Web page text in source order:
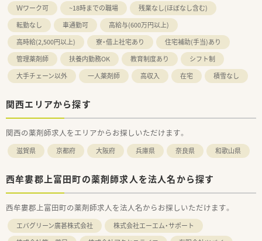
Ｗワーク可
~18時までの職場
残業なし(ほぼなし含む)
転勤なし
車通勤可
高給与(600万円以上)
高時給(2,500円以上)
寮・借上社宅あり
住宅補助(手当)あり
管理薬剤師
扶養内勤務OK 教育制度あり
シフト制
大手チェーン以外
一人薬剤師 高収入 在宅 積雪なし
関西エリアから探す
関西の薬剤師求人をエリアからお探しいただけます。
滋賀県 京都府 大阪府 兵庫県 奈良県 和歌山県
西牟婁郡上富田町の薬剤師求人を法人名から探す
西牟婁郡上富田町の薬剤師求人を法人名からお探しいただけます。
エバグリーン廣甚株式会社
株式会社エーエム・サポート